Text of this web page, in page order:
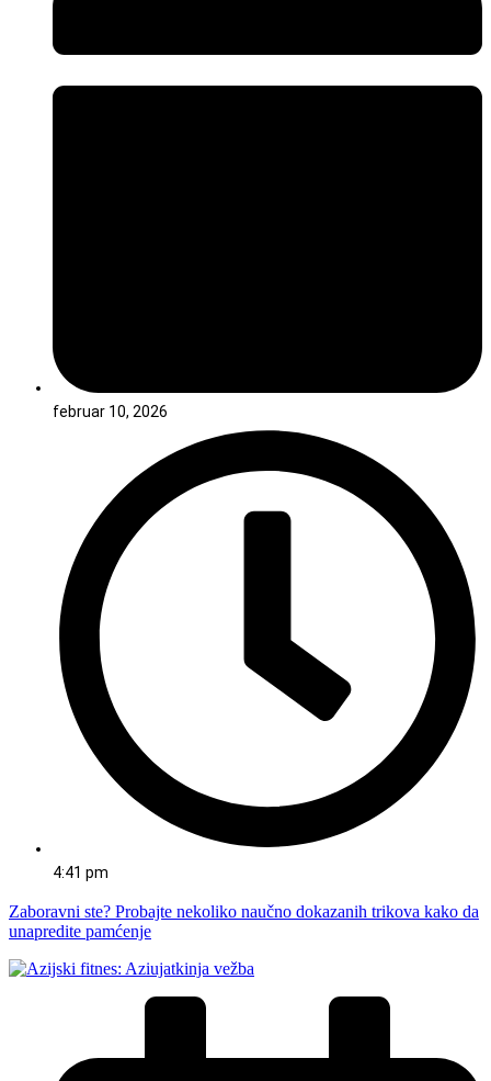
februar 10, 2026
4:41 pm
Zaboravni ste? Probajte nekoliko naučno dokazanih trikova kako da
unapredite pamćenje